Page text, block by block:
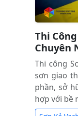
Thi
Chuyên
Thi công
sơn giao
phần, sở
hợp với bề